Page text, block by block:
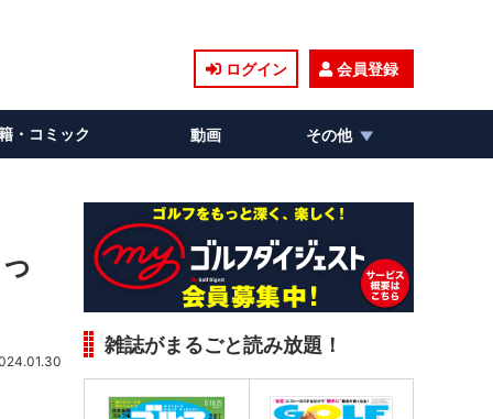
ログイン 会員登録
・コミック 動画 その他
雑誌がまるごと読み放題！